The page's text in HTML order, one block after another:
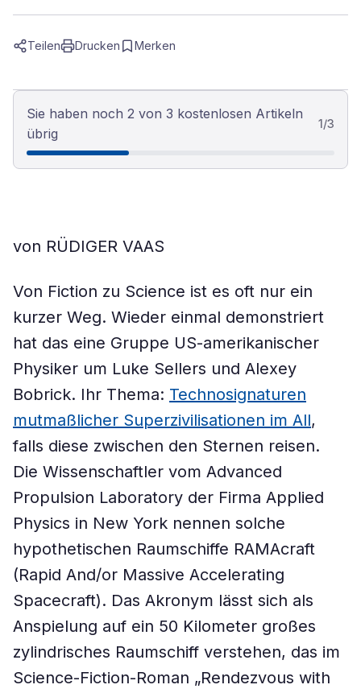
Teilen Drucken Merken
Sie haben noch 2 von 3 kostenlosen Artikeln
übrig
1/3
von RÜDIGER VAAS
Von Fiction zu Science ist es oft nur ein
kurzer Weg. Wieder einmal demonstriert
hat das eine Gruppe US-amerikanischer
Physiker um Luke Sellers und Alexey
Bobrick. Ihr Thema: Technosignaturen
mutmaßlicher Superzivilisationen im All,
falls diese zwischen den Sternen reisen.
Die Wissenschaftler vom Advanced
Propulsion Laboratory der Firma Applied
Physics in New York nennen solche
hypothetischen Raumschiffe RAMAcraft
(Rapid And/or Massive Accelerating
Spacecraft). Das Akronym lässt sich als
Anspielung auf ein 50 Kilometer großes
zylindrisches Raumschiff verstehen, das im
Science-Fiction-Roman „Rendezvous with